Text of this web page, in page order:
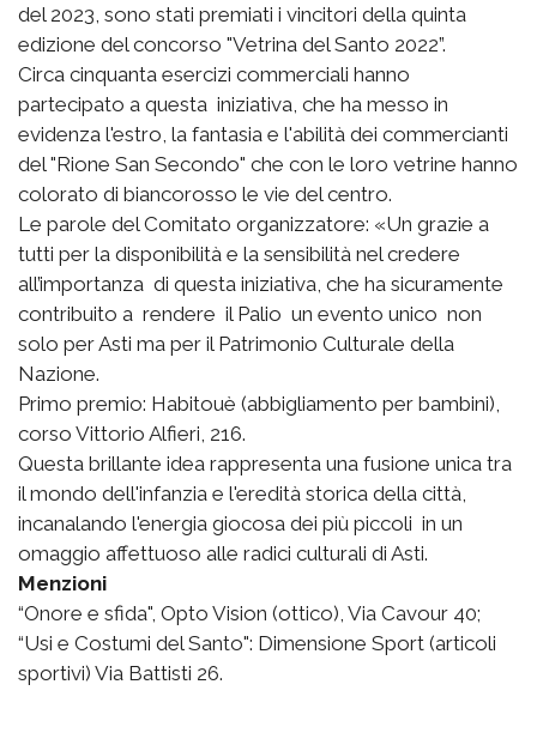
del 2023, sono stati premiati i vincitori della quinta
edizione del concorso "Vetrina del Santo 2022”.
Circa cinquanta esercizi commerciali hanno
partecipato a questa iniziativa, che ha messo in
evidenza l'estro, la fantasia e l'abilità dei commercianti
del "Rione San Secondo" che con le loro vetrine hanno
colorato di biancorosso le vie del centro.
Le parole del Comitato organizzatore: «Un grazie a
tutti per la disponibilità e la sensibilità nel credere
all’importanza di questa iniziativa, che ha sicuramente
contribuito a rendere il Palio un evento unico non
solo per Asti ma per il Patrimonio Culturale della
Nazione.
Primo premio: Habitouè (abbigliamento per bambini),
corso Vittorio Alfieri, 216.
Questa brillante idea rappresenta una fusione unica tra
il mondo dell'infanzia e l'eredità storica della città,
incanalando l'energia giocosa dei più piccoli in un
omaggio affettuoso alle radici culturali di Asti.
Menzioni
“Onore e sfida", Opto Vision (ottico), Via Cavour 40;
“Usi e Costumi del Santo": Dimensione Sport (articoli
sportivi) Via Battisti 26.